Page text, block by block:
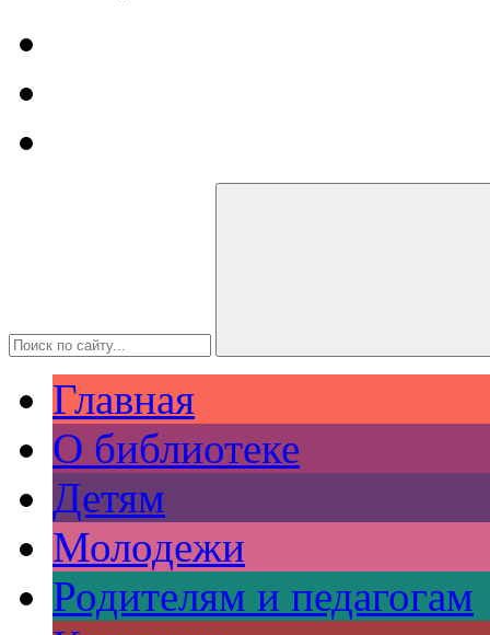
Главная
О библиотеке
Детям
Молодежи
Родителям и педагогам